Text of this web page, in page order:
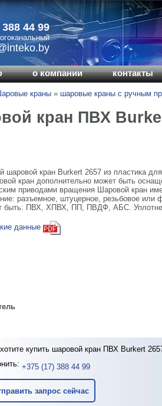
44 99
о компании контакты
краны » шаровые краны с ручным
кран ПВХ
шаровой кран Burkert 2657 из пластика
кран дополнительно может быть
приводами вращения Шаровой кран
разъемное, штуцерное, резьбовое или
быть: ПВХ, ХПВХ, ПП, ПВДФ, АБС.
данные
купить шаровой кран ПВХ Burkert
+375 (17) 388 44 99
запрос сейчас